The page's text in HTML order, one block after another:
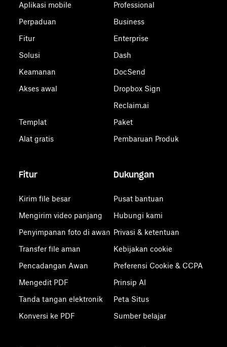
Aplikasi mobile
Perpaduan
Fitur
Solusi
Keamanan
Akses awal
Templat
Alat gratis
Professional
Business
Enterprise
Dash
DocSend
Dropbox Sign
Reclaim.ai
Paket
Pembaruan Produk
Fitur
Kirim file besar
Mengirim video panjang
Penyimpanan foto di awan
Transfer file aman
Pencadangan Awan
Mengedit PDF
Tanda tangan elektronik
Konversi ke PDF
Dukungan
Pusat bantuan
Hubungi kami
Privasi & ketentuan
Kebijakan cookie
Preferensi Cookie & CCPA
Prinsip AI
Peta Situs
Sumber belajar